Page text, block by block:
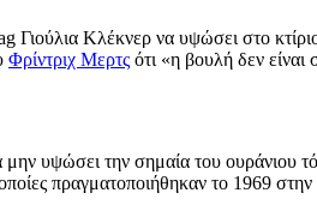
Κλέκνερ να υψώσει στο
Φρίντριχ Μερτς ότι «η βουλή δεν είναι
υψώσει την σημαία του ουράνιου
πραγματοποιήθηκαν το 1969